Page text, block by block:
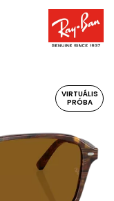
VIRTUÁLIS
PRÓBA